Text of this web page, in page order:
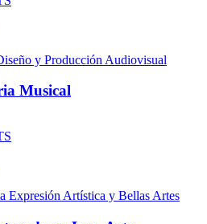
y Producción Audiovisual
Musical
Expresión Artística y Bellas Artes